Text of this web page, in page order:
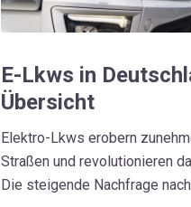
E-Lkws in
Übersicht
Elektro-Lkws erobern
Straßen und revolutionieren
Die steigende Nachfrage